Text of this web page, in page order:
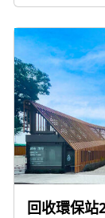
回收環保站